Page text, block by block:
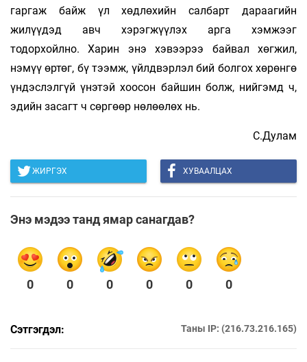
гаргаж байж үл хөдлөхийн салбарт дараагийн
жилүүдэд авч хэрэгжүүлэх арга хэмжээг
тодорхойлно. Харин энэ хэвээрээ байвал хөгжил,
нэмүү өртөг, бү­ тээмж, үйлдвэрлэл бий болгох хөрөнгө
үндэслэл­гүй үнэтэй хоосон байшин болж, нийгэмд ч,
эдийн засагт ч сөргөөр нөлөөлөх нь.
С.Дулам
ЖИРГЭХ ХУВААЛЦАХ
Энэ мэдээ танд ямар санагдав?
0 0 0 0 0 0
Сэтгэгдэл: Таны IP: (216.73.216.165)